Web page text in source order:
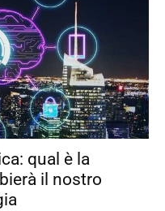
qual è la
il nostro